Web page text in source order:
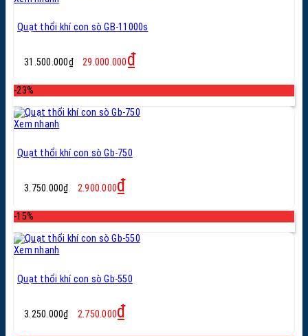
Quạt thổi khí con sò GB-11000s
31.500.000₫
Giá
gốc
29.000.000₫
-23%
Xem nhanh
Quạt thổi khí con sò Gb-750
3.750.000₫
Giá
gốc
2.900.000₫
-15%
Xem nhanh
Quạt thổi khí con sò Gb-550
3.250.000₫
Giá
gốc
2.750.000₫